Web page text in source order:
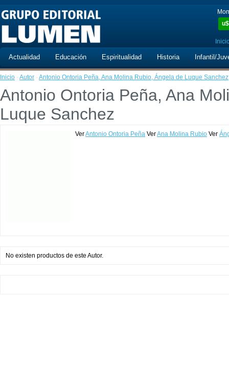
u$
Actualidad Educación Espiritualidad Historia Infantil/
Inicio · Autor · Antonio Ontoria Peña, Ana Molina Rubio, Ángela de Luque Sanchez
Antonio Ontoria Peña, Ana
Luque Sanchez
VerAntonio Ontoria Peña VerAna Molina Rubio Ver
No existen productos de este Autor.